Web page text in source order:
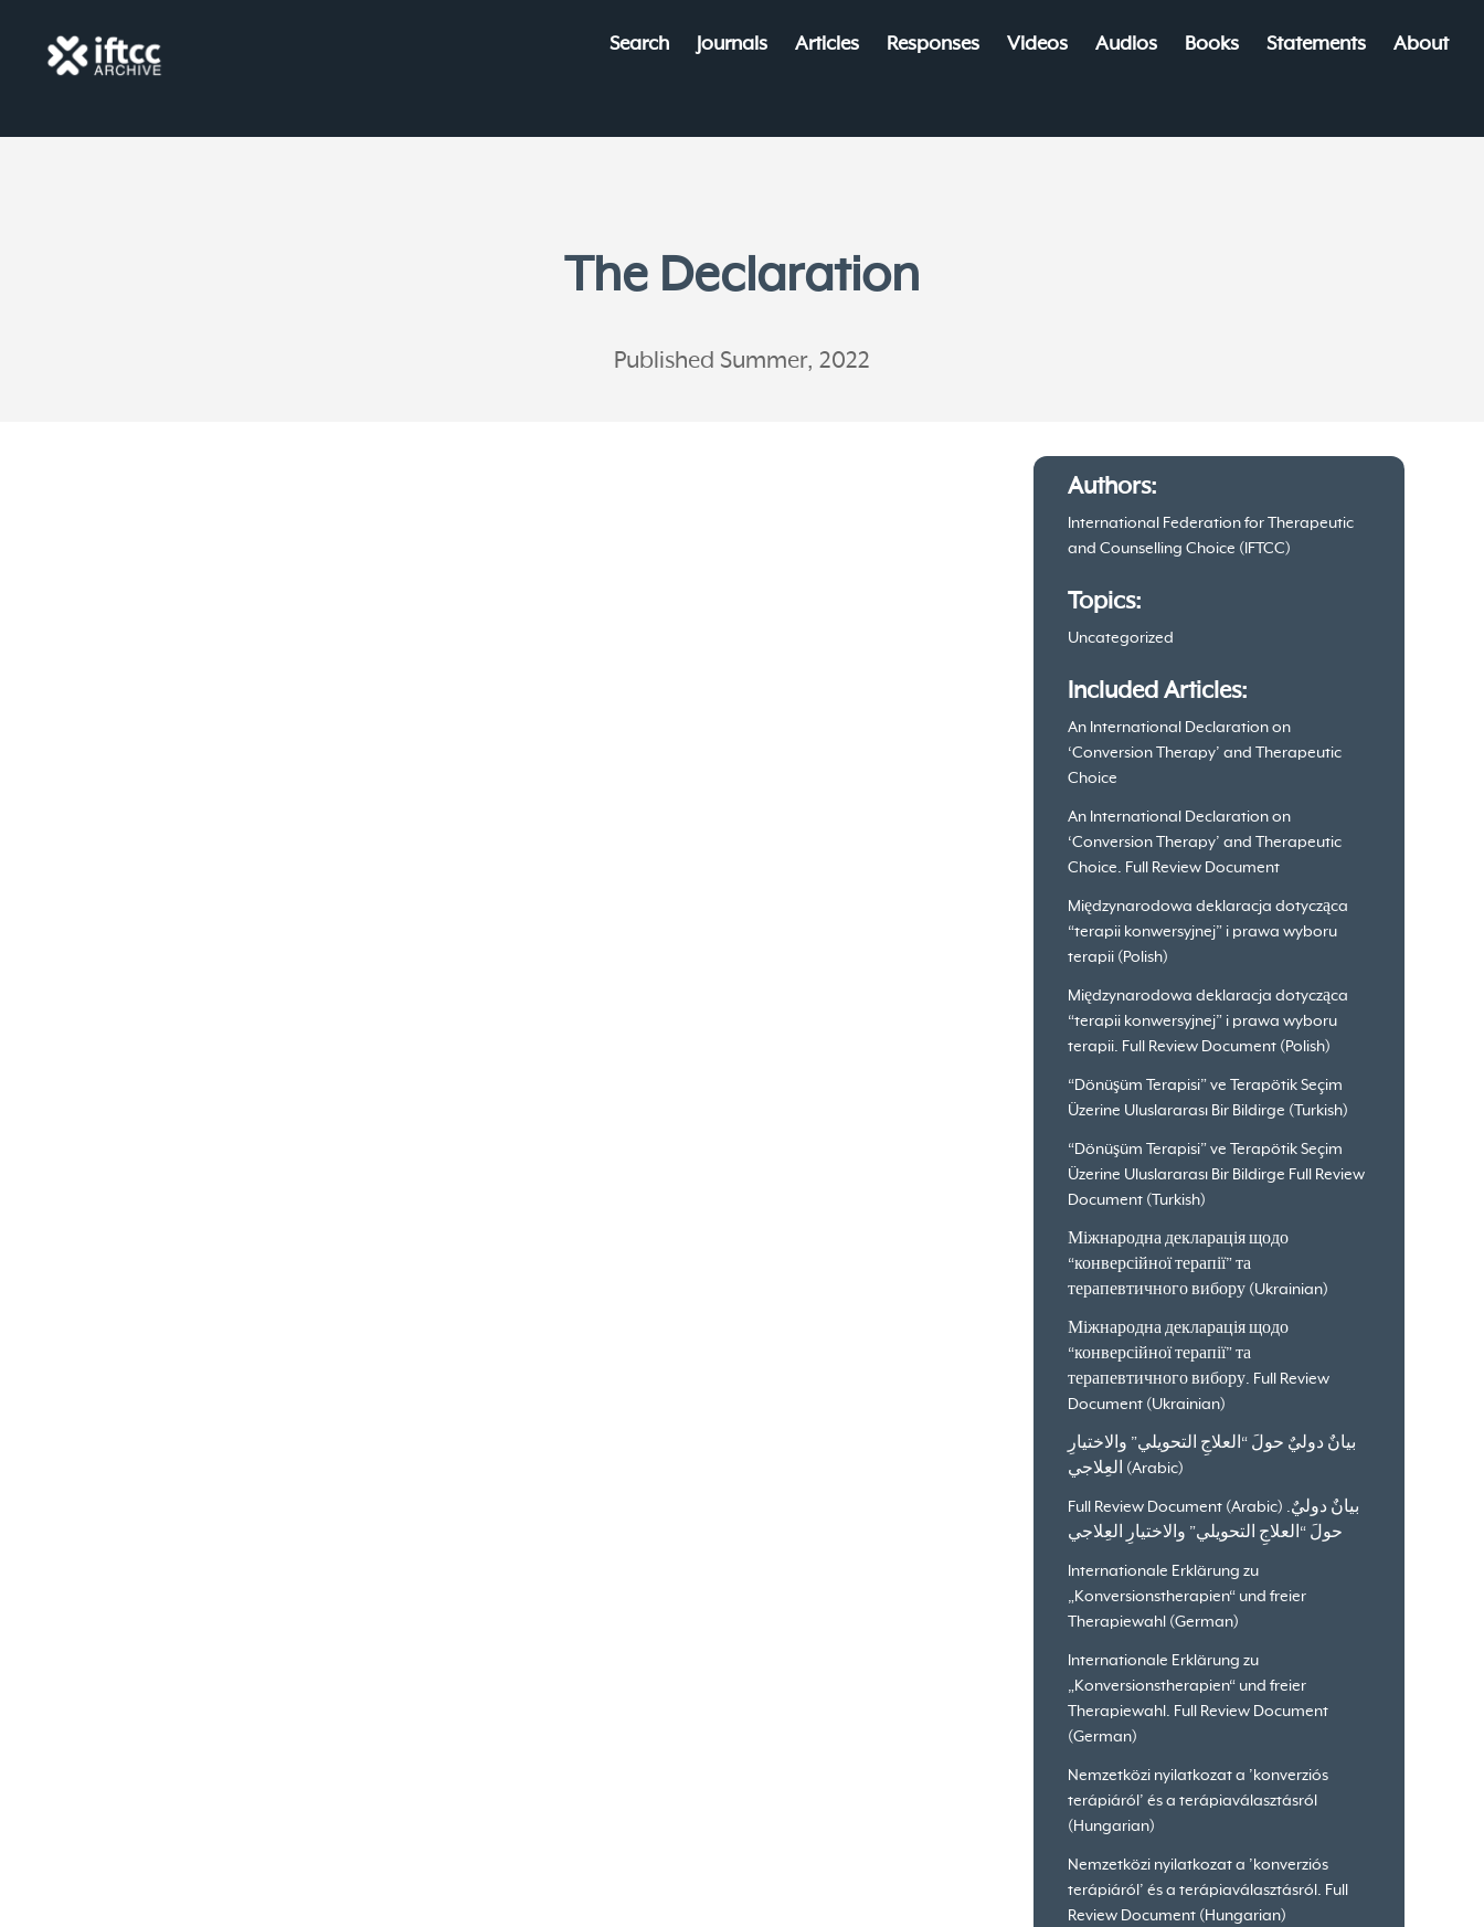
Search Journals Articles Responses Videos Audios Books Statements About
The Declaration
Published Summer, 2022
Volume
information
Authors:
International Federation for Therapeutic
and Counselling Choice (IFTCC)
Topics:
Uncategorized
Included Articles:
An International Declaration on
‘Conversion Therapy’ and Therapeutic
Choice
An International Declaration on
‘Conversion Therapy’ and Therapeutic
Choice. Full Review Document
Międzynarodowa deklaracja dotycząca
“terapii konwersyjnej” i prawa wyboru
terapii (Polish)
Międzynarodowa deklaracja dotycząca
“terapii konwersyjnej” i prawa wyboru
terapii. Full Review Document (Polish)
“Dönüşüm Terapisi” ve Terapötik Seçim
Üzerine Uluslararası Bir Bildirge (Turkish)
“Dönüşüm Terapisi” ve Terapötik Seçim
Üzerine Uluslararası Bir Bildirge Full Review
Document (Turkish)
Міжнародна декларація щодо
“конверсійної терапії” та
терапевтичного вибору (Ukrainian)
Міжнародна декларація щодо
“конверсійної терапії” та
терапевтичного вибору. Full Review
Document (Ukrainian)
بيانٌ دوليٌ حولَ “العلاجِ التحويلي” والاختيارِ
العِلاجي (Arabic)
Full Review Document (Arabic) .بيانٌ دوليٌ
حولَ “العلاجِ التحويلي” والاختيارِ العِلاجي
Internationale Erklärung zu
„Konversionstherapien“ und freier
Therapiewahl (German)
Internationale Erklärung zu
„Konversionstherapien“ und freier
Therapiewahl. Full Review Document
(German)
Nemzetközi nyilatkozat a ’konverziós
terápiáról’ és a terápiaválasztásról
(Hungarian)
Nemzetközi nyilatkozat a ’konverziós
terápiáról’ és a terápiaválasztásról. Full
Review Document (Hungarian)